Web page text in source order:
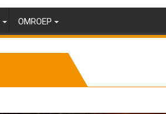
OMROEP